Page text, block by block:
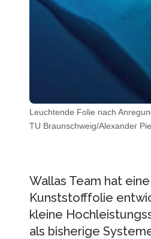
Leuchtende Folie nach
TU Braunschweig/Alexander
Wallas Team hat
Kunststofffolie
kleine
als bisherige